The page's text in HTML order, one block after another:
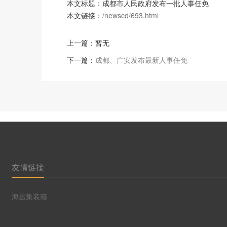
本文标题：成都市人民政府发布一批人事任免
本文链接： /newscd/693.html
上一篇：暂无
下一篇： 成都、广安发布最新人事任免
友情链接
海运集装箱